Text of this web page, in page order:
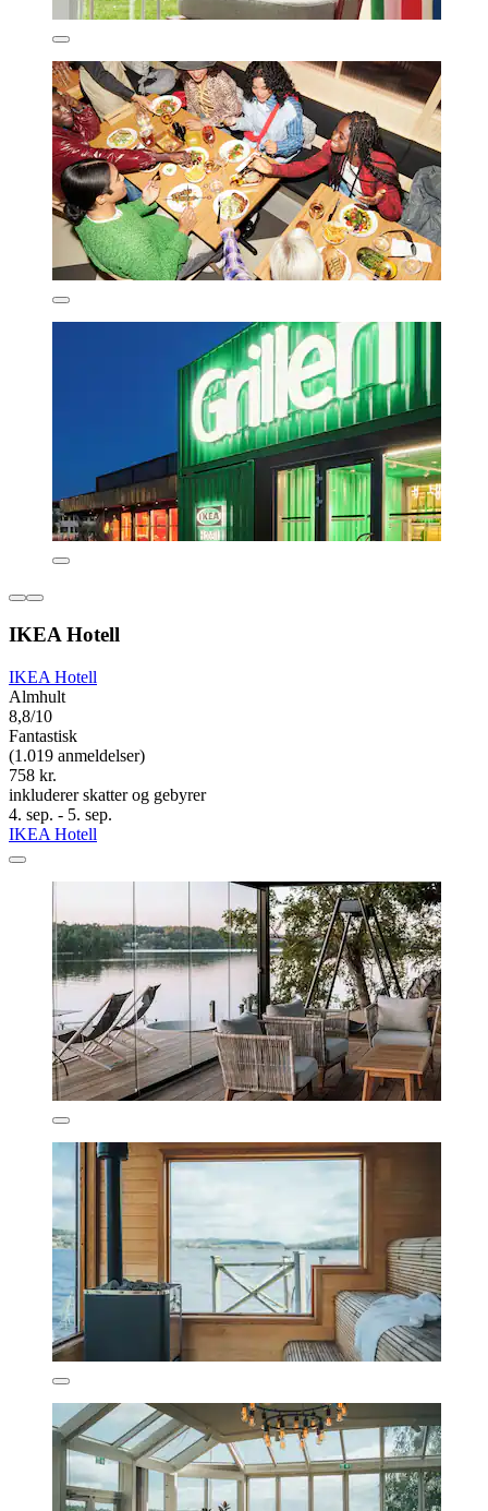
IKEA Hotell
IKEA Hotell
Almhult
8,8/10
Fantastisk
(1.019 anmeldelser)
758 kr.
inkluderer skatter og gebyrer
4. sep. - 5. sep.
IKEA Hotell